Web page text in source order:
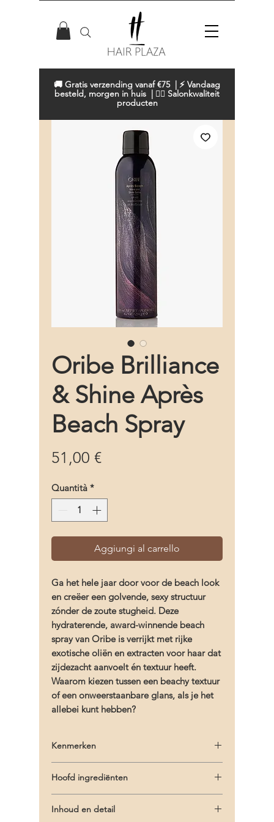
🚚 Gratis verzending vanaf €75 | ⚡ Vandaag
besteld, morgen in huis | 💇‍♀️ Salonkwaliteit
producten
Oribe Brilliance
& Shine Après
Beach Spray
51,00 €Prezzo
Quantità *
Aggiungi al carrello
Ga het hele jaar door voor de beach look
en creëer een golvende, sexy structuur
zónder de zoute stugheid. Deze
hydraterende, award-winnende beach
spray van Oribe is verrijkt met rijke
exotische oliën en extracten voor haar dat
zijdezacht aanvoelt én textuur heeft.
Waarom kiezen tussen een beachy textuur
of een onweerstaanbare glans, als je het
allebei kunt hebben?
Kenmerken
stugheid
- Hydrateert, verzorgt en voegt glans toe
- Speciaal ontworpen spuitmechanisme voor
Hoofd ingrediënten
lychee en Edelwess bloem extracten)
Inhoud en detail